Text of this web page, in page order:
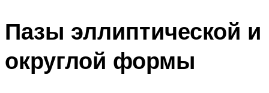
Пазы эллиптической и
округлой формы